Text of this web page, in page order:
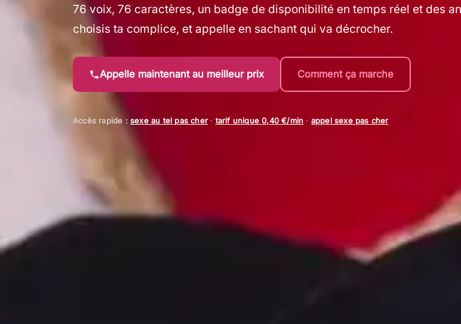
76 voix, 76 caractères, un badge de disponibilité en temps réel et des
choisis ta complice, et appelle en sachant qui va décrocher.
Appelle maintenant au meilleur prix Comment ça marche
Accès rapide : sexe au tel pas cher· tarif unique 0,40 €/min · appel sexe pas cher